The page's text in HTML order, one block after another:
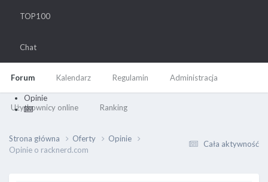
Forum Kalendarz Regulamin Administracja
Użytkownicy online Ranking
TOP100
Chat
Opinie
Cała aktywność
Strona główna Oferty
Opinie
Opinie o racknerd.com